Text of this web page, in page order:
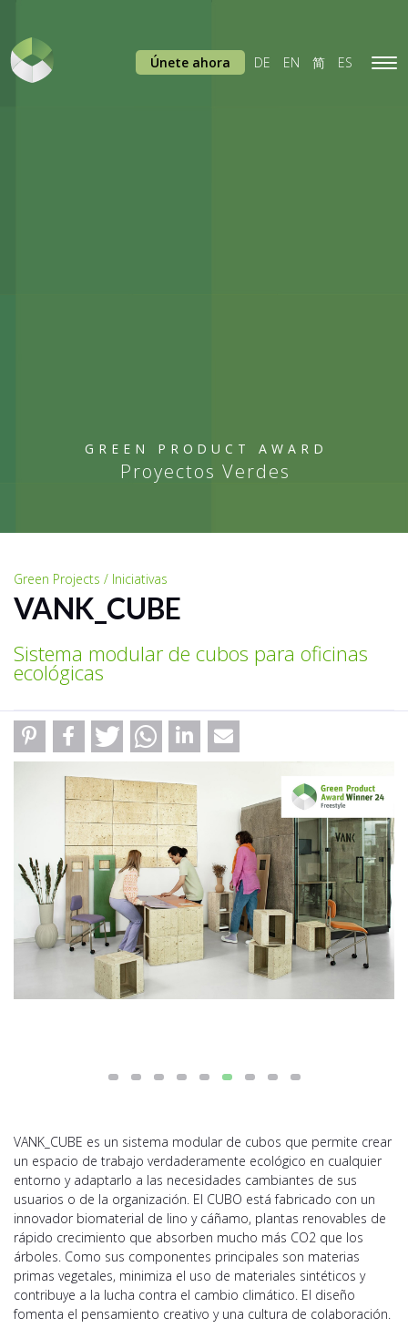
GREEN PRODUCT AWARD
Proyectos Verdes
Únete ahora DE EN 简 ES
Green Projects / Iniciativas
VANK_CUBE
Sistema modular de cubos para oficinas
ecológicas
VANK_CUBE es un sistema modular de cubos que permite crear
un espacio de trabajo verdaderamente ecológico en cualquier
entorno y adaptarlo a las necesidades cambiantes de sus
usuarios o de la organización. El CUBO está fabricado con un
innovador biomaterial de lino y cáñamo, plantas renovables de
rápido crecimiento que absorben mucho más CO2 que los
árboles. Como sus componentes principales son materias
primas vegetales, minimiza el uso de materiales sintéticos y
contribuye a la lucha contra el cambio climático. El diseño
fomenta el pensamiento creativo y una cultura de colaboración.